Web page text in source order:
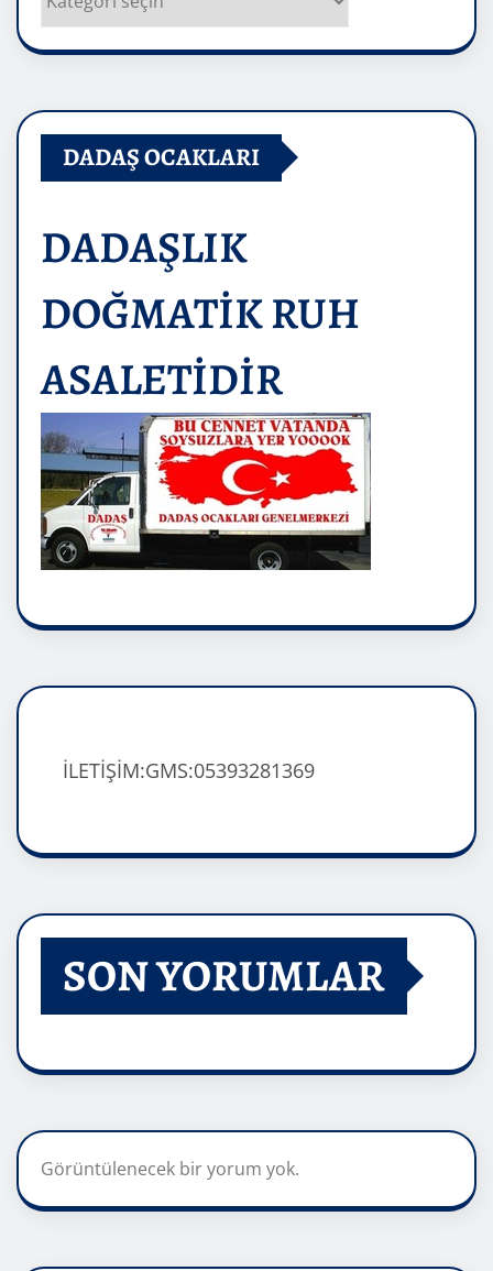
DADAŞ OCAKLARI
DADAŞLIK
DOĞMATİK RUH
ASALETİDİR
İLETİŞİM:GMS:05393281369
SON YORUMLAR
Görüntülenecek bir yorum yok.